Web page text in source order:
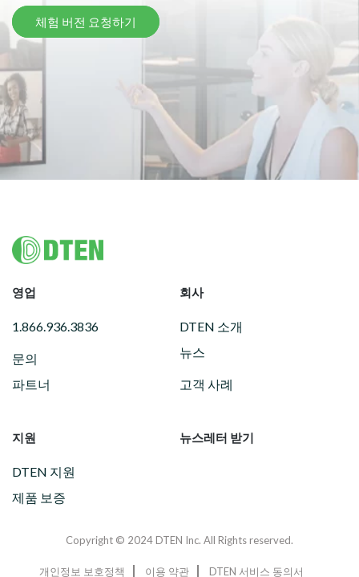
체험 버전 요청하기
Footer
영업
1.866.936.3836
문의
파트너
회사
DTEN 소개
뉴스
고객 사례
지원
DTEN 지원
제품 보증
뉴스레터 받기
Copyright © 2024 DTEN Inc. All Rights reserved.
개인정보 보호정책 이용 약관 DTEN 서비스 동의서